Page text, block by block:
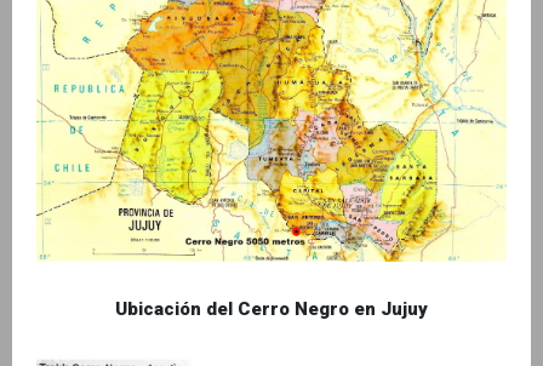
Ubicación del Cerro Negro en Jujuy